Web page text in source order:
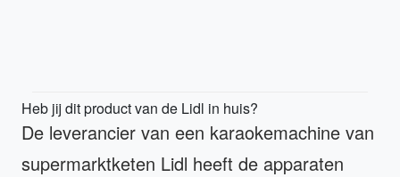
Heb jij dit product van de Lidl in huis?
De leverancier van een karaokemachine van
supermarktketen Lidl heeft de apparaten